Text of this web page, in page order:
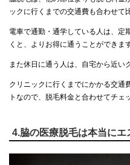
ックに行くまでの交通費も合わせて
電車で通勤・通学している人は、定
くと、よりお得に通うことができます
また休日に通う人は、自宅から近い
クリニックに行くまでにかかる交通
トなので、脱毛料金と合わせてチェ
4.脇の医療脱毛は本当にエ